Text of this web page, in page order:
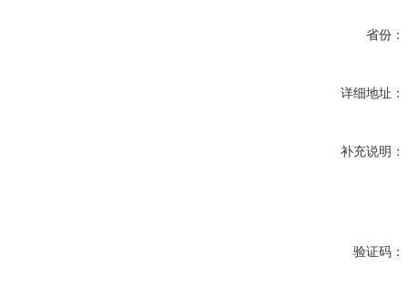
省份：
详细地址：
补充说明：
验证码：